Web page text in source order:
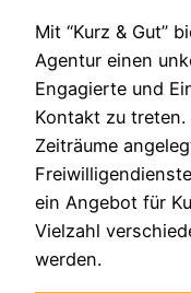
Mit “Kurz & Gut”
Agentur einen
Engagierte und
Kontakt zu treten.
Zeiträume
ein Angebot für
Vielzahl
werden.